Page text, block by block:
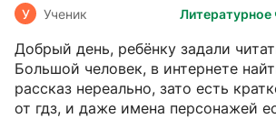
Литературное
У Ученик
Добрый день, ребёнку задали
Большой человек, в интернете
рассказ нереально, зато есть
от гдз, и даже имена персонажей